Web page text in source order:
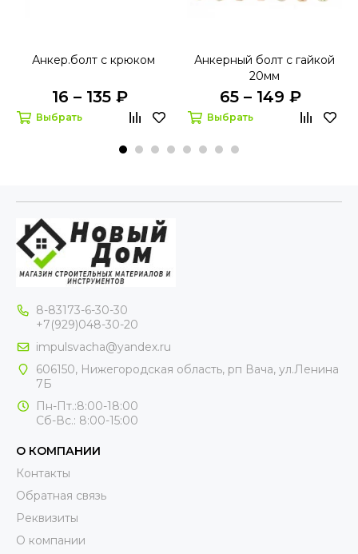
Анкер.болт с крюком
16 – 135 ₽
Выбрать
Анкерный болт с гайкой
20мм
65 – 149 ₽
Выбрать
8-83173-6-30-30
+7(929)048-30-20
impulsvacha@yandex.ru
606150, Нижегородская область, рп Вача, ул.Ленина
7Б
Пн-Пт.:8:00-18:00
Сб-Вс.: 8:00-15:00
О КОМПАНИИ
Контакты
Обратная связь
Реквизиты
О компании